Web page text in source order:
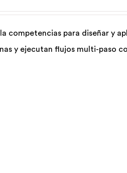
competencias para diseñar y
y ejecutan flujos multi-paso